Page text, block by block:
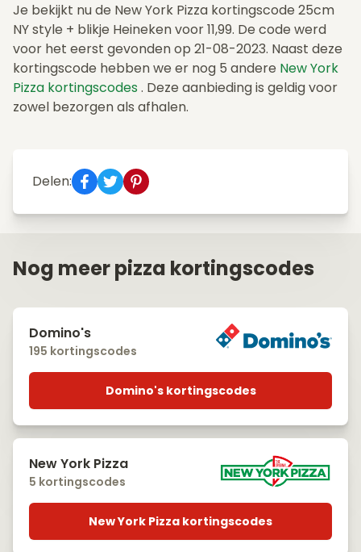
Je bekijkt nu de New York Pizza kortingscode 25cm
NY style + blikje Heineken voor 11,99. De code werd
voor het eerst gevonden op 21-08-2023. Naast deze
kortingscode hebben we er nog 5 andere New York
Pizza kortingscodes . Deze aanbieding is geldig voor
zowel bezorgen als afhalen.
Delen:
Nog meer pizza kortingscodes
Domino's
195 kortingscodes
Domino's kortingscodes
New York Pizza
5 kortingscodes
New York Pizza kortingscodes